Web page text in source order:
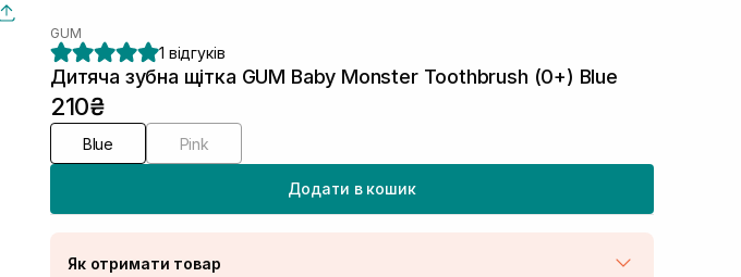
GUM
1 відгуків
Дитяча зубна щітка GUM Baby Monster Toothbrush (0+) Blue
210₴
Blue Pink
Додати в кошик
Як отримати товар